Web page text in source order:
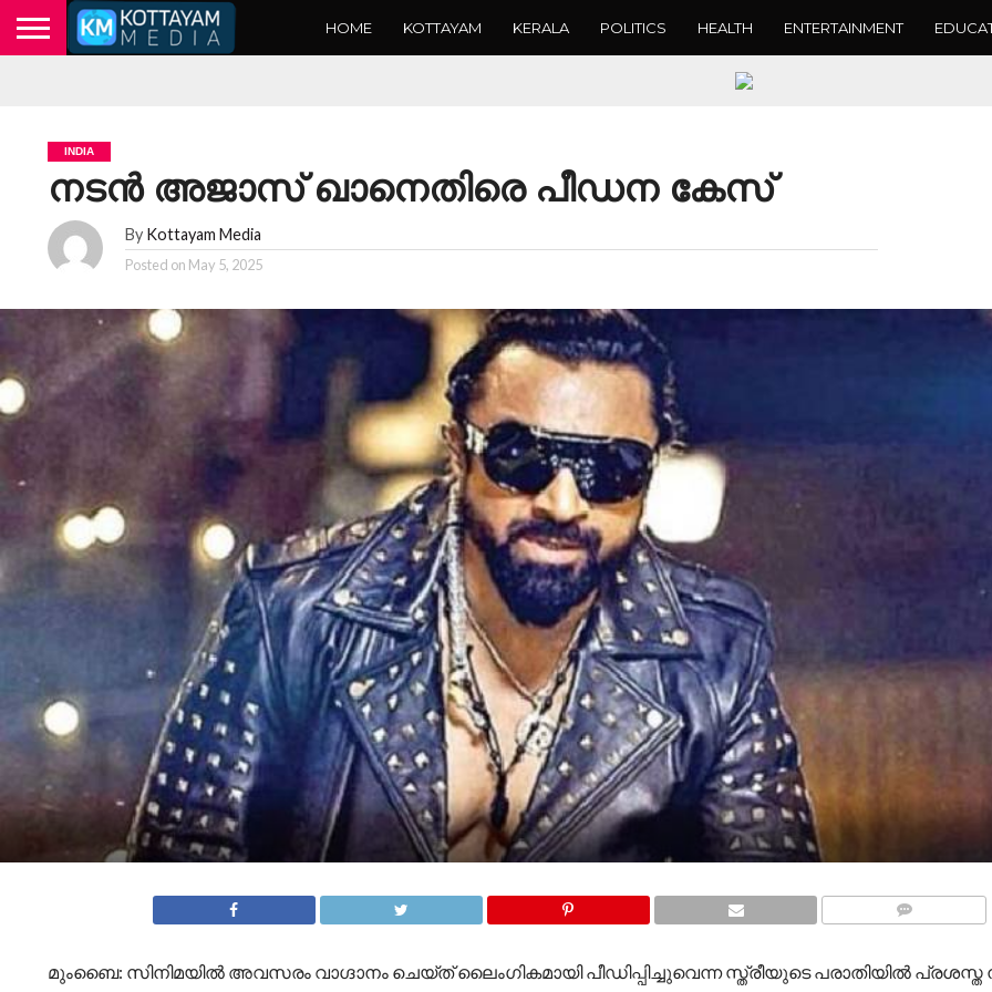
HOME KOTTAYAM KERALA POLITICS HEALTH ENTERTAINMENT
INDIA
നടൻ അജാസ് ഖാനെതിരെ പീഡന കേസ്
By Kottayam Media
Posted on May 5, 2025
മുംബൈ: സിനിമയിൽ അവസരം വാഗ്ദാനം ചെയ്ത് ലൈംഗികമായി പീഡിപ്പിച്ചുവെന്ന സ്ത്രീയുടെ പരാതിയിൽ പ്രശസ്ത